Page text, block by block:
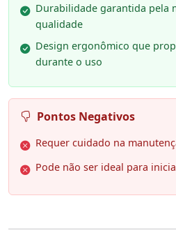
Durabilidade garantida pela
qualidade
Design ergonômico que
durante o uso
Pontos Negativos
Requer cuidado na
Pode não ser ideal para